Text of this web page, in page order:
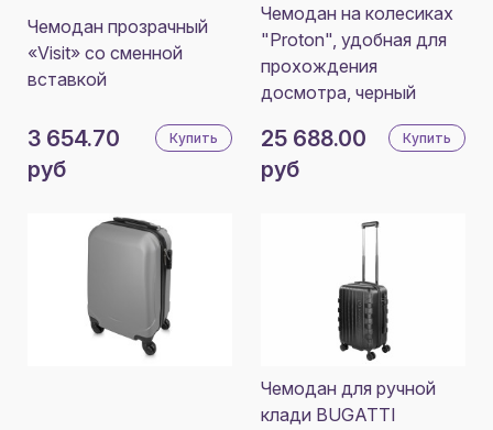
Чемодан прозрачный
«Visit» со сменной
вставкой
3 654.70
руб
Купить
Чемодан на колесиках
"Proton", удобная для
прохождения
досмотра, черный
25 688.00
руб
Купить
Чемодан для ручной
клади BUGATTI